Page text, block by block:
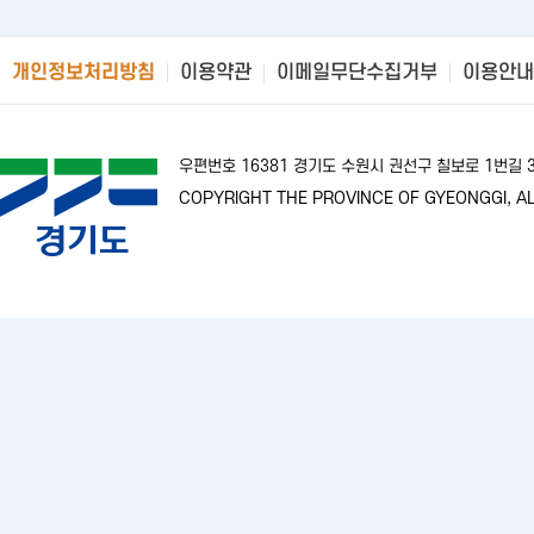
개인정보처리방침 이용약관 이메일무단수집거부 이용안내
우편번호 16381 경기도 수원시 권선구 칠보로 1번길
COPYRIGHT THE PROVINCE OF GYEONGGI,